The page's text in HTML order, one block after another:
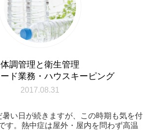
体調管理と衛生管理
ド業務・ハウスキーピング
2017.08.31
い日が続きますが、この時期も気を付
す。熱中症は屋外・屋内を問わず高温